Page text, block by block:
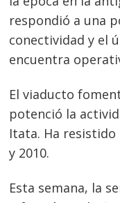
respondió a una
conectividad y el
encuentra
El viaducto
potenció la
Itata. Ha
y 2010.
Esta semana, la